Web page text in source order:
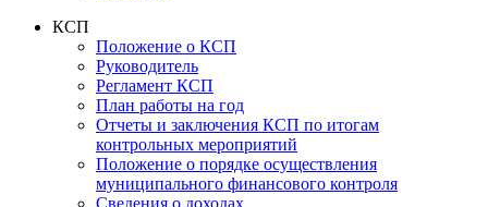
КСП
Положение о КСП
Руководитель
Регламент КСП
План работы на год
Отчеты и заключения КСП по итогам
контрольных мероприятий
Положение о порядке осуществления
муниципального финансового контроля
Сведения о доходах